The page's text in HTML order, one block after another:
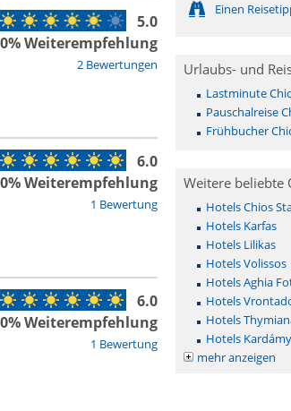
2 Bewertungen
5.0
Weiterempfehlung
1 Bewertung
6.0
Weiterempfehlung
1 Bewertung
6.0
Weiterempfehlung
Einen
Urlaubs- und
Lastminute
Pauschalreise
Frühbucher
Weitere beliebte
Hotels Chios
Hotels Karfas
Hotels Lilikas
Hotels Volissos
Hotels Aghia
Hotels
Hotels
Hotels
mehr anzeigen